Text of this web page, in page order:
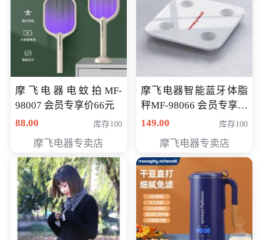
摩飞电器电蚊拍MF-
98007 会员专享价66元
88.00
库存100
摩飞电器专卖店
摩飞电器智能蓝牙体脂
秤MF-98066 会员专享价
98元
149.00 库存100
摩飞电器专卖店